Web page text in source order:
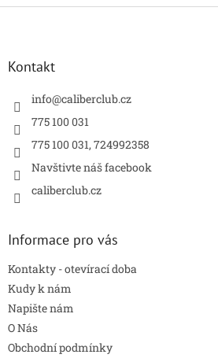
Z
Kontakt
info@caliberclub.cz
775 100 031
775 100 031, 724992358
Navštivte náš facebook
caliberclub.cz
Informace pro vás
Kontakty - otevírací doba
Kudy k nám
Napište nám
O Nás
Obchodní podmínky